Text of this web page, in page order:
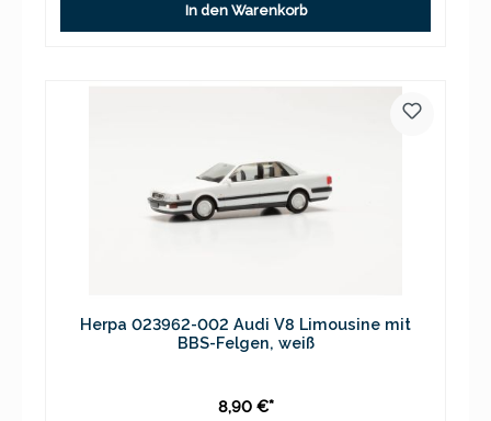
In den Warenkorb
Herpa 023962-002 Audi V8 Limousine mit
BBS-Felgen, weiß
8,90 €*